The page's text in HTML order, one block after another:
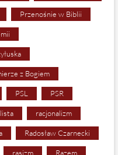
Przenośnie w Biblii
z Bogiem
PSL PSR
racjonalizm
Radosław Czarnecki
rasizm Razem